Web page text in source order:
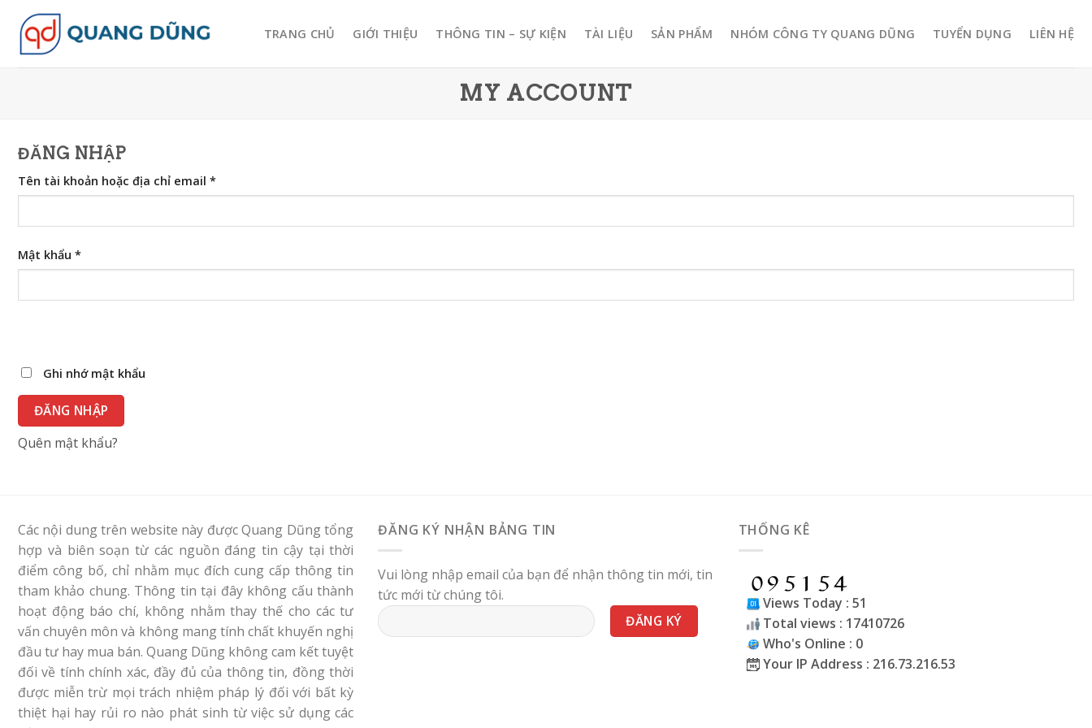
content
TRANG CHỦ GIỚI THIỆU THÔNG TIN – SỰ KIỆN TÀI LIỆU SẢN PHẨM NHÓM CÔNG TY QUANG DŨNG TUYỂN DỤNG LIÊN HỆ
MY ACCOUNT
ĐĂNG NHẬP
Tên tài khoản hoặc địa chỉ email *
Mật khẩu *
Ghi nhớ mật khẩu
ĐĂNG NHẬP
Quên mật khẩu?
Các nội dung trên website này được Quang Dũng tổng
hợp và biên soạn từ các nguồn đáng tin cậy tại thời
điểm công bố, chỉ nhằm mục đích cung cấp thông tin
tham khảo chung. Thông tin tại đây không cấu thành
hoạt động báo chí, không nhằm thay thế cho các tư
vấn chuyên môn và không mang tính chất khuyến nghị
đầu tư hay mua bán. Quang Dũng không cam kết tuyệt
đối về tính chính xác, đầy đủ của thông tin, đồng thời
được miễn trừ mọi trách nhiệm pháp lý đối với bất kỳ
thiệt hại hay rủi ro nào phát sinh từ việc sử dụng các
ĐĂNG KÝ NHẬN BẢNG TIN
Vui lòng nhập email của bạn để nhận thông tin mới, tin
tức mới từ chúng tôi.
THỐNG KÊ
Views Today : 51
Total views : 17410726
Who's Online : 0
Your IP Address : 216.73.216.53